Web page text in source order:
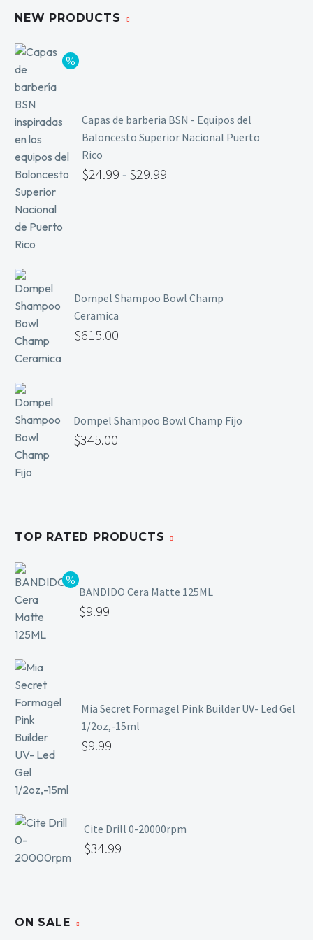
NEW PRODUCTS
Capas de barberia BSN - Equipos del
Baloncesto Superior Nacional Puerto
Rico
$24.99 - $29.99
Dompel Shampoo Bowl Champ
Ceramica
$615.00
Dompel Shampoo Bowl Champ Fijo
$345.00
TOP RATED PRODUCTS
BANDIDO Cera Matte 125ML
$9.99
Mia Secret Formagel Pink Builder UV- Led Gel
1/2oz,-15ml
$9.99
Cite Drill 0-20000rpm
$34.99
ON SALE